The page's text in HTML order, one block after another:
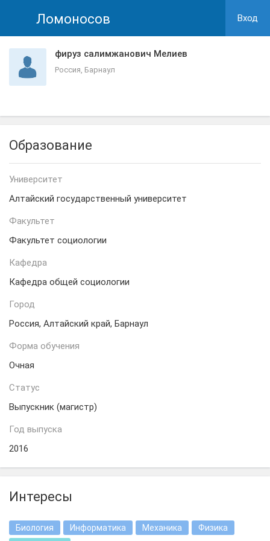
Ломоносов Вход
фируз салимжанович Мелиев
Россия, Барнаул
Образование
Университет
Алтайский государственный университет
Факультет
Факультет социологии
Кафедра
Кафедра общей социологии
Город
Россия, Алтайский край, Барнаул
Форма обучения
Очная
Статус
Выпускник (магистр)
Год выпуска
2016
Интересы
Биология Информатика Механика
Физика